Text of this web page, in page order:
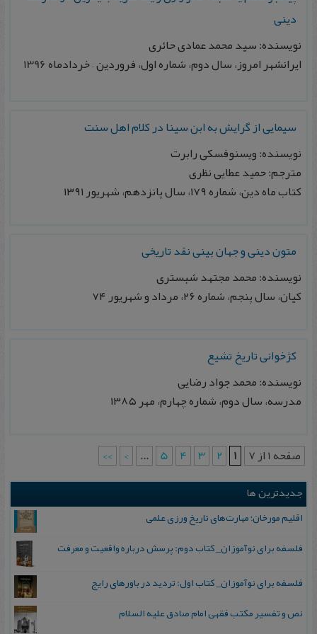
دینی
نویسنده: سید محمد عمادی حائری
ایرانشهر امروز، سال دوم، شماره اول، فروردین – خردادماه 1396
سیمایی از گرایش به ابن سینا در کلام اهل سنت
نویسنده: ویسنوفسکی رابرت
مترجم: حمید عطایی نظری
کتاب ماه دین، شماره ۱۷۹، سال پانزدهم، شهریور ۱۳۹۱
متون دينی و جهان بينی نقد تاريخی
نویسنده: محمد مجتهد شبستری
كيان، سال پنجم، شماره ۲۶، مرداد و شهريور ۷۴
کژخوانی تاریخ تشیع
نویسنده: محمد جواد رضایی
مدرسه، سال دوم، شماره چهارم، مهر ۱۳۸۵
صفحه 1 از 7 1
2
3
4
5
...
>
>>
جدیدترین ها
اقلیم مورخان؛ مهارت‌های تاریخ ورزی علمی
فلسفه برای نوآموزان_ کتاب دوم: پرسش درباره واقعیت و معرفت
فلسفه برای نوآموزان_ کتاب اول: تردید در باورهای رایج
نص و تفسیر مکتب فقهی امام صادق علیه السلام